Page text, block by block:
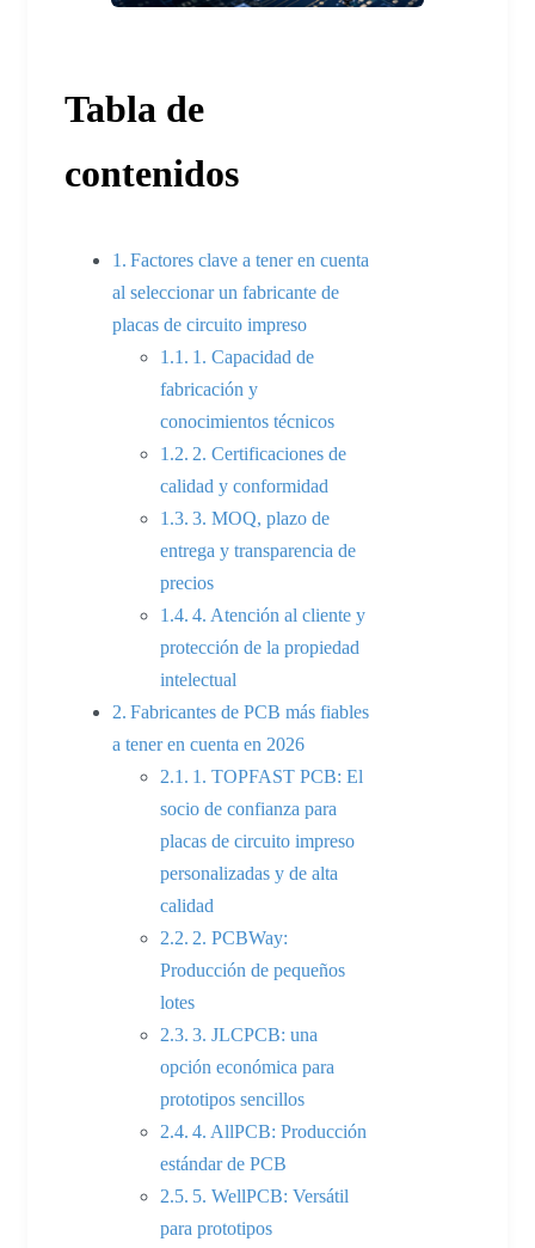
Tabla de
contenidos
Factores clave a tener en cuenta
al seleccionar un fabricante de
placas de circuito impreso
1. Capacidad de
fabricación y
conocimientos técnicos
2. Certificaciones de
calidad y conformidad
3. MOQ, plazo de
entrega y transparencia de
precios
4. Atención al cliente y
protección de la propiedad
intelectual
Fabricantes de PCB más fiables
a tener en cuenta en 2026
1. TOPFAST PCB: El
socio de confianza para
placas de circuito impreso
personalizadas y de alta
calidad
2. PCBWay:
Producción de pequeños
lotes
3. JLCPCB: una
opción económica para
prototipos sencillos
4. AllPCB: Producción
estándar de PCB
5. WellPCB: Versátil
para prototipos